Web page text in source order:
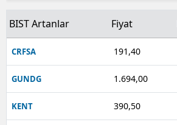
BIST Artanlar Fiyat
CRFSA 191,40
GUNDG 1.694,00
KENT 390,50